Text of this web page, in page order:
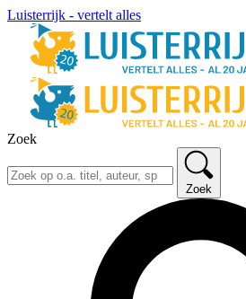
Luisterrijk - vertelt alles
Zoek
Zoek